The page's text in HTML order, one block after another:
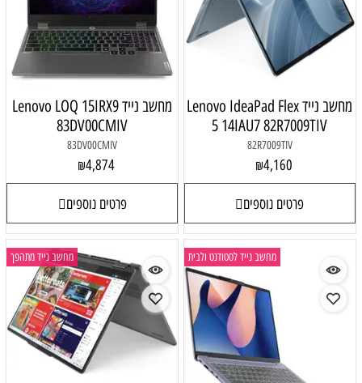
מחשב נייד Lenovo IdeaPad Flex
5 14IAU7 82R7009TIV
82R7009TIV
₪4,160
פרטים נוספים
מחשב נייד Lenovo LOQ 15IRX9
83DV00CMIV
83DV00CMIV
₪4,874
פרטים נוספים
מחשב נייד לסטודנט ולבית מחשב נייד מתהפך